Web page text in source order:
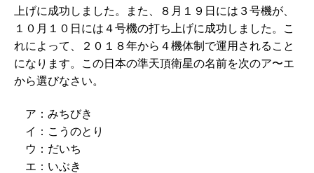
上げに成功しました。また、８月１９日には３号機が、
１０月１０日には４号機の打ち上げに成功しました。こ
れによって、２０１８年から４機体制で運用されること
になります。この日本の準天頂衛星の名前を次のア〜エ
から選びなさい。
ア：みちびき
イ：こうのとり
ウ：だいち
エ：いぶき